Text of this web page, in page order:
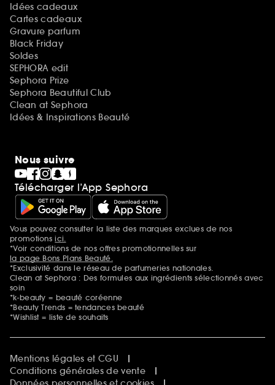
Idées cadeaux
Cartes cadeaux
Gravure parfum
Black Friday
Soldes
SEPHORA edit
Sephora Prize
Sephora Beautiful Club
Clean at Sephora
Idées & Inspirations Beauté
Nous suivre
Télécharger l’App Sephora
Mentions additionnelles
Vous pouvez consulter la liste des marques exclues de nos
promotionsici.
*Voir conditions de nos offres promotionnelles sur
la page Bons Plans Beauté.
*Exclusivité dans le réseau de parfumeries nationales.
Clean at Sephora : Des formules aux ingrédients sélectionnés avec
soin
*k-beauty = beauté coréenne
*Beauty Trends = tendances beauté
*Wishlist = liste de souhaits
Mentions légales et CGU
Conditions générales de vente